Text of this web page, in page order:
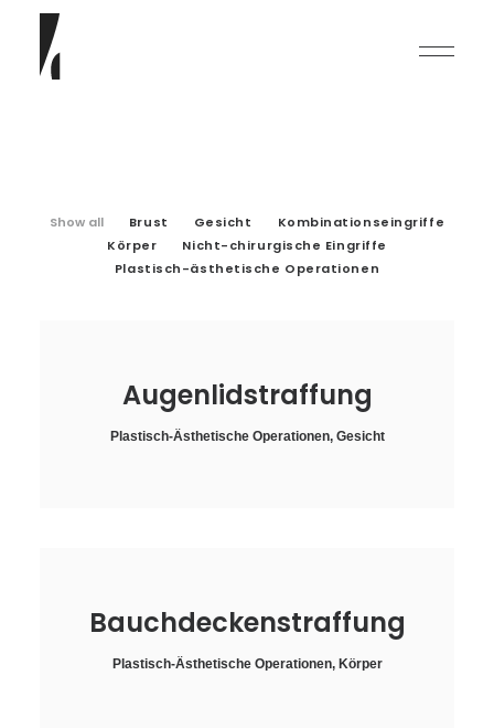
Show all Brust Gesicht
Kombinationseingriffe
Körper
Nicht-chirurgische Eingriffe
Plastisch-ästhetische Operationen
Augenlidstraffung
Plastisch-Ästhetische Operationen, Gesicht
Bauchdeckenstraffung
Plastisch-Ästhetische Operationen, Körper